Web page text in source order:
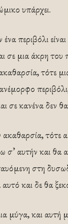
υπάρχει.
περιβόλι
σε μια άκρη του
ακαθαρσία, τότε
σε κανένα δεν θα
τότε
σ’ αυτήν και θα
στη
και δε θα
μύγα, και αυτή